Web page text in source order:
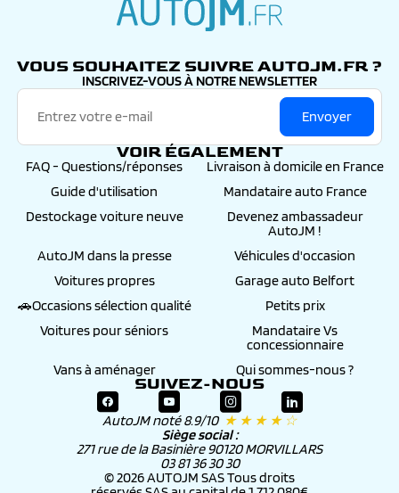
VOUS SOUHAITEZ SUIVRE AUTOJM.FR ?
INSCRIVEZ-VOUS À NOTRE NEWSLETTER
Envoyer
VOIR ÉGALEMENT
FAQ - Questions/réponses
Livraison à domicile en France
Guide d'utilisation
Mandataire auto France
Destockage voiture neuve
Devenez ambassadeur
AutoJM !
AutoJM dans la presse
Véhicules d'occasion
Voitures propres
Garage auto Belfort
🚗Occasions sélection qualité
Petits prix
Voitures pour séniors
Mandataire Vs
concessionnaire
Vans à aménager
Qui sommes-nous ?
SUIVEZ-NOUS
AutoJM noté 8.9/10 ★ ★ ★ ★ ☆
Siège social :
271 rue de la Basinière 90120 MORVILLARS
03 81 36 30 30
© 2026 AUTOJM SAS Tous droits